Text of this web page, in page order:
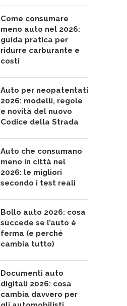
Come consumare
meno auto nel 2026:
guida pratica per
ridurre carburante e
costi
Auto per neopatentati
2026: modelli, regole
e novità del nuovo
Codice della Strada
Auto che consumano
meno in città nel
2026: le migliori
secondo i test reali
Bollo auto 2026: cosa
succede se l’auto è
ferma (e perché
cambia tutto)
Documenti auto
digitali 2026: cosa
cambia davvero per